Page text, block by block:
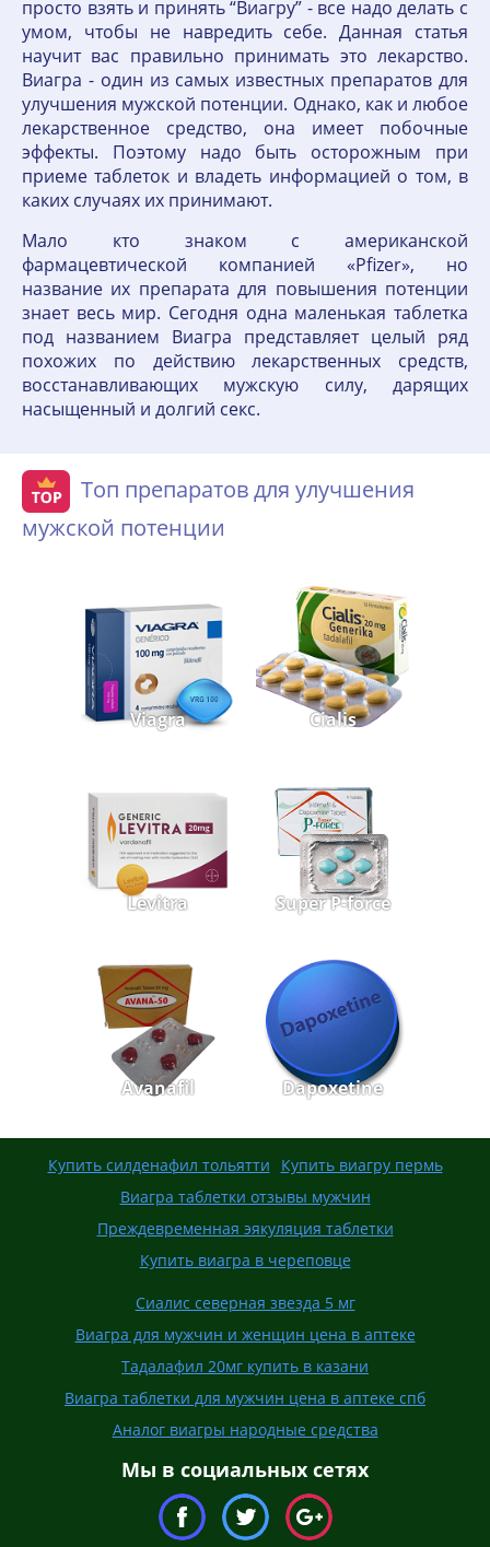
просто взять и принять “Виагру” - все надо делать с
умом, чтобы не навредить себе. Данная статья
научит вас правильно принимать это лекарство.
Виагра - один из самых известных препаратов для
улучшения мужской потенции. Однако, как и любое
лекарственное средство, она имеет побочные
эффекты. Поэтому надо быть осторожным при
приеме таблеток и владеть информацией о том, в
каких случаях их принимают.
Мало кто знаком с американской
фармацевтической компанией «Pfizer», но
название их препарата для повышения потенции
знает весь мир. Сегодня одна маленькая таблетка
под названием Виагра представляет целый ряд
похожих по действию лекарственных средств,
восстанавливающих мужскую силу, дарящих
насыщенный и долгий секс.
Топ препаратов для улучшения
мужской потенции
Viagra Cialis
Levitra Super P-force
Avanafil Dapoxetine
Купить силденафил тольятти
Купить виагру пермь
Виагра таблетки отзывы мужчин
Преждевременная эякуляция таблетки
Купить виагра в череповце
Сиалис северная звезда 5 мг
Виагра для мужчин и женщин цена в аптеке
Тадалафил 20мг купить в казани
Виагра таблетки для мужчин цена в аптеке спб
Аналог виагры народные средства
Мы в социальных сетях